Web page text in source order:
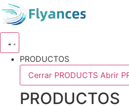
al
PRODUCTOS
Cerrar PRODUCTS Abrir
PRODUCTOS